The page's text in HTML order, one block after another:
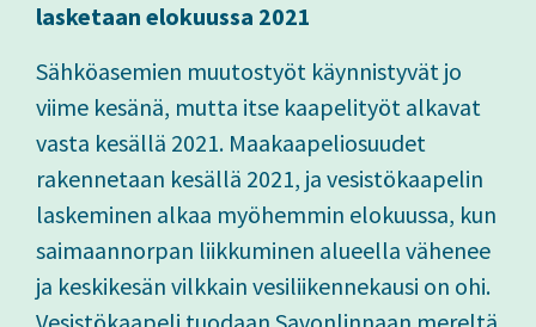
lasketaan elokuussa 2021
Sähköasemien muutostyöt käynnistyvät jo
viime kesänä, mutta itse kaapelityöt alkavat
vasta kesällä 2021. Maakaapeliosuudet
rakennetaan kesällä 2021, ja vesistökaapelin
laskeminen alkaa myöhemmin elokuussa, kun
saimaannorpan liikkuminen alueella vähenee
ja keskikesän vilkkain vesiliikennekausi on ohi.